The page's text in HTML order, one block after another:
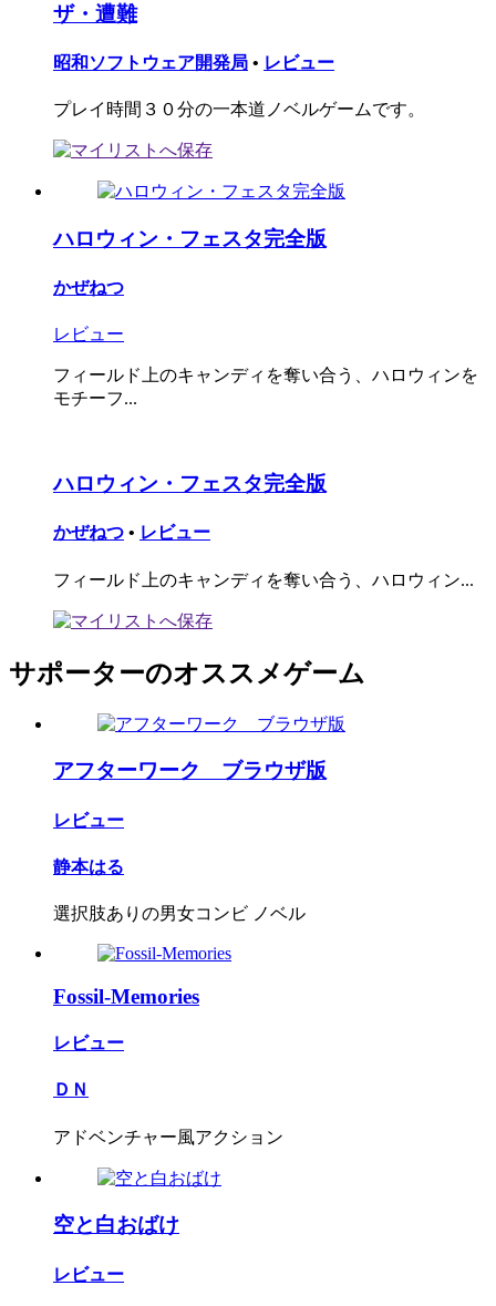
ザ・遭難
昭和ソフトウェア開発局 • レビュー
プレイ時間３０分の一本道ノベルゲームです。
ハロウィン・フェスタ完全版
かぜねつ
レビュー
フィールド上のキャンディを奪い合う、ハロウィンを
モチーフ...
ハロウィン・フェスタ完全版
かぜねつ • レビュー
フィールド上のキャンディを奪い合う、ハロウィン...
サポーターのオススメゲーム
アフターワーク ブラウザ版
レビュー
静本はる
選択肢ありの男女コンビ ノベル
Fossil-Memories
レビュー
ＤＮ
アドベンチャー風アクション
空と白おばけ
レビュー